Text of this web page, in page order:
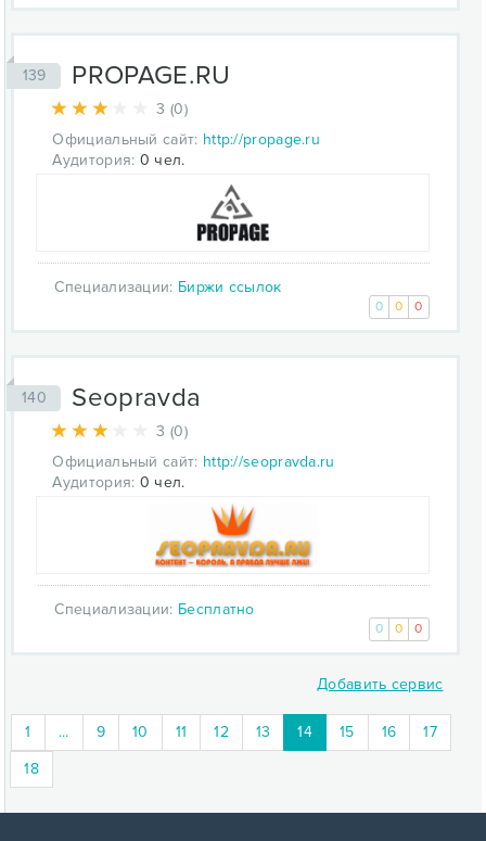
139 PROPAGE.RU
3 (0)
Официальный сайт: http://propage.ru
Аудитория: 0 чел.
Специализации: Биржи ссылок
0 0 0
140 Seopravda
3 (0)
Официальный сайт: http://seopravda.ru
Аудитория: 0 чел.
Специализации: Бесплатно
0 0 0
Добавить сервис
1 ... 9 10 11 12 13 14(current)
15 16
17
18